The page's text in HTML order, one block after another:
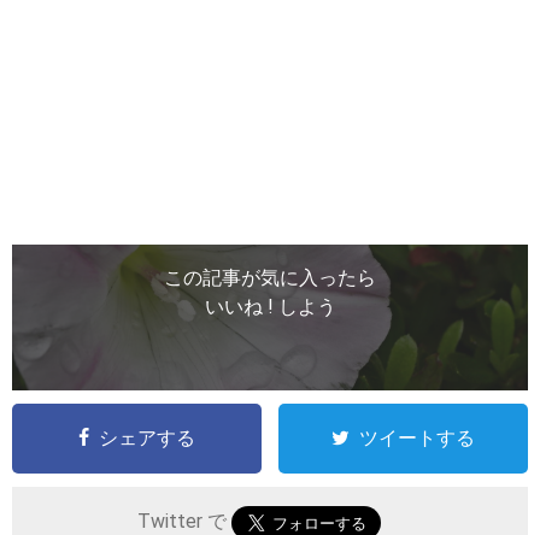
この記事が気に入ったら
いいね ! しよう
シェアする ツイートする
Twitter で